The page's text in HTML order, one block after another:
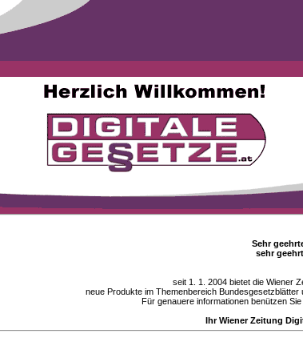
Sehr
sehr
seit 1. 1. 2004 bietet die Wiener
neue Produkte im Themenbereich
Für genauere informationen benützen
Ihr Wiener Zeitung